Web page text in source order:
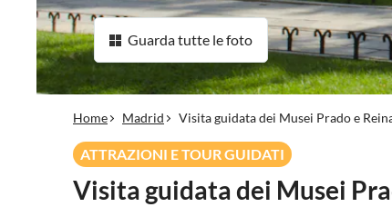
Guarda tutte le foto
Home Madrid Visita guidata dei Musei Prado e
ATTRAZIONI E TOUR GUIDATI
Visita guidata dei Musei